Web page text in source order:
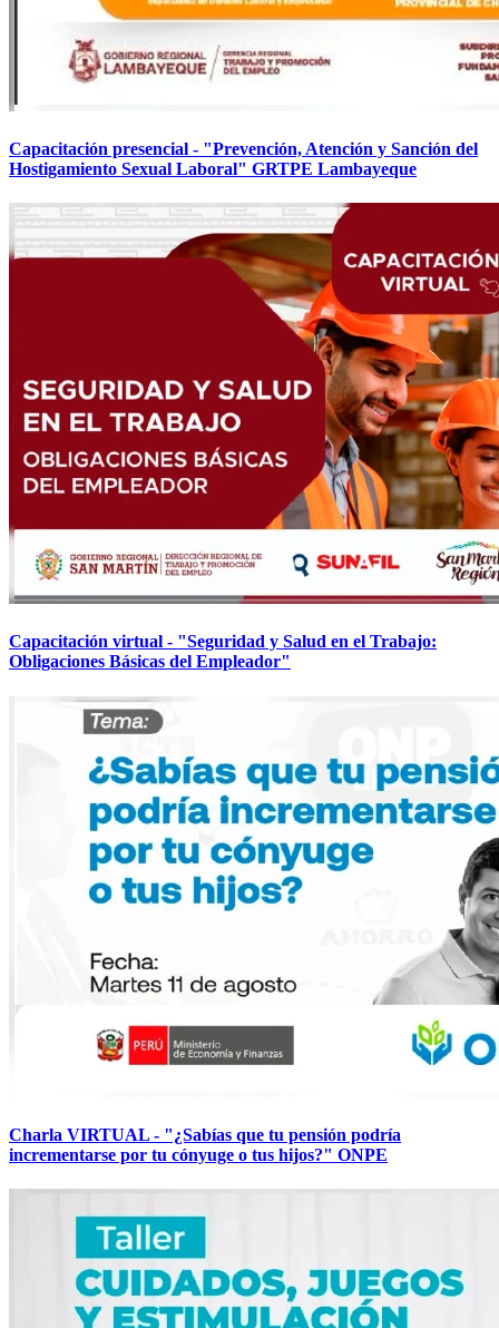
Capacitación presencial - "Prevención, Atención y Sanción del
Hostigamiento Sexual Laboral" GRTPE Lambayeque
Capacitación virtual - "Seguridad y Salud en el Trabajo:
Obligaciones Básicas del Empleador"
Charla VIRTUAL - "¿Sabías que tu pensión podría
incrementarse por tu cónyuge o tus hijos?" ONPE